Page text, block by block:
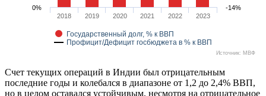
Государственный долг, % к ВВП
Профицит/Дефицит госбюджета в % к ВВП
2018 2019 2020 2021 2022 2023
-14%
0%
Источник: МВФ
Счет текущих операций в Индии был отрицательным
последние годы и колебался в диапазоне от 1,2 до 2,4% ВВП,
но в целом оставался устойчивым, несмотря на отрицательное